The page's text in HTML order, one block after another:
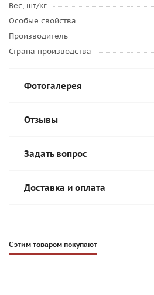
Вес, шт/кг
Особые свойства
Производитель
Страна производства
Фотогалерея
Отзывы
Задать вопрос
Доставка и оплата
С этим товаром покупают